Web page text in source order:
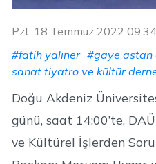
Pzt, 18 Temmuz 2022
#fatih yalıner #gaye astan
sanat tiyatro ve kültür
Doğu Akdeniz
günü, saat 14:00’te,
ve Kültürel İşlerden